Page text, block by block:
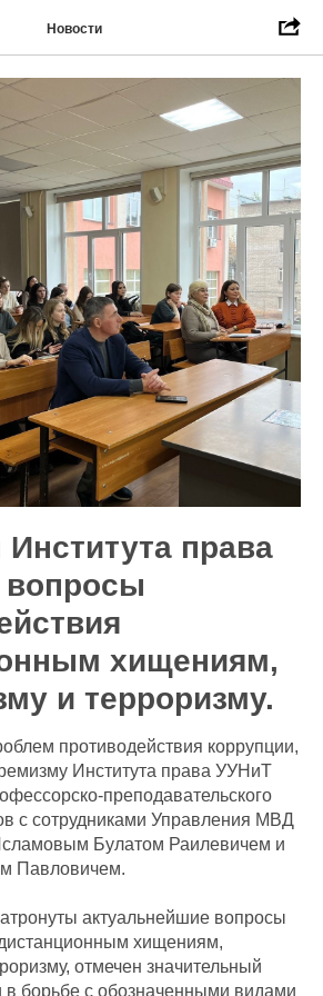
Новости
права
вопросы
хищениям,
и терроризму.
противодействия коррупции,
Института права УУНиТ
преподавательского
с сотрудниками Управления МВД
Булатом Раилевичем и
Павловичем.
актуальнейшие вопросы
хищениям,
отмечен значительный
борьбе с обозначенными видами